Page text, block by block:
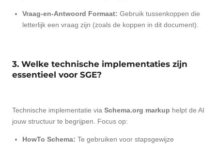
Vraag-en-Antwoord Formaat: Gebruik tussenkoppen die
letterlijk een vraag zijn (zoals de koppen in dit document).
3. Welke technische implementaties zijn
essentieel voor SGE?
Technische implementatie via Schema.org markup helpt de AI
jouw structuur te begrijpen. Focus op:
HowTo Schema: Te gebruiken voor stapsgewijze